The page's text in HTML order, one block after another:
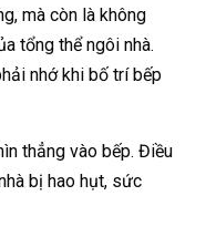
mà còn là không
tổng thể ngôi nhà.
nhớ khi bố trí bếp
thẳng vào bếp. Điều
bị hao hụt, sức